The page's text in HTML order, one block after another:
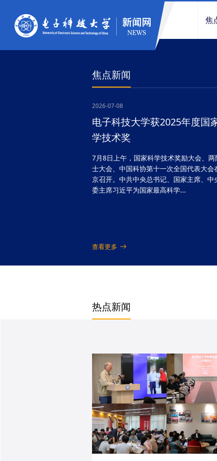
焦
焦点新闻
2026-07-08
电子科技大学获2025年度国
学技术奖
7月8日上午，国家科学技术奖励大会、两
士大会、中国科协第十一次全国代表大会
京召开。中共中央总书记、国家主席、中
委主席习近平为国家最高科学...
查看更多
热点新闻